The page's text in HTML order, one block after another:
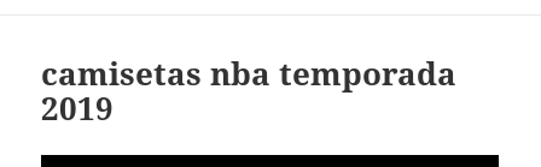
camisetas nba temporada
2019